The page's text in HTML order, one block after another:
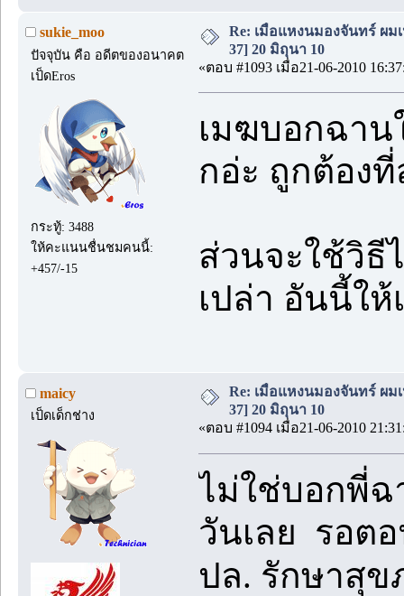
sukie_moo
ปัจจุบัน คือ อดีตของอนาคต
เป็ดEros
กระทู้: 3488
ให้คะแนนชื่นชมคนนี้:
+457/-15
Re: เมื่อแหงนมองจันทร์ ผม
37] 20 มิถุนา 10
«ตอบ #1093 เมื่อ21-06-2010
เมฆบอกฉาน
กอ่ะ ถูกต้อง
ส่วนจะใช้วิธี
เปล่า อันนี้ใ
maicy
เป็ดเด็กช่าง
Re: เมื่อแหงนมองจันทร์ ผม
37] 20 มิถุนา 10
«ตอบ #1094 เมื่อ21-06-2010
ไม่ใช่บอกพี่ฉ
วันเลย รอต
ปล. รักษาสุ